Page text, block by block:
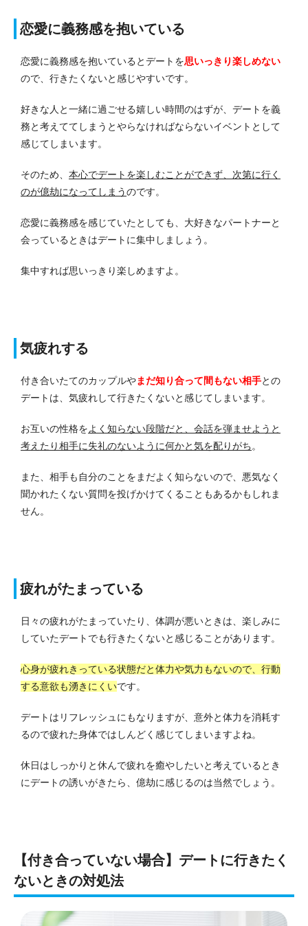
恋愛に義務感を抱いている
恋愛に義務感を抱いているとデートを思いっきり楽しめない
ので、行きたくないと感じやすいです。
好きな人と一緒に過ごせる嬉しい時間のはずが、デートを義
務と考えててしまうとやらなければならないイベントとして
感じてしまいます。
そのため、 本心でデートを楽しむことができず、次第に行く
のが億劫になってしまうのです。
恋愛に義務感を感じていたとしても、大好きなパートナーと
会っているときはデートに集中しましょう。
集中すれば思いっきり楽しめますよ。
気疲れする
付き合いたてのカップルやまだ知り合って間もない相手との
デートは、気疲れして行きたくないと感じてしまいます。
お互いの性格をよく知らない段階だと、会話を弾ませようと
考えたり相手に失礼のないように何かと気を配りがち。
また、相手も自分のことをまだよく知らないので、悪気なく
聞かれたくない質問を投げかけてくることもあるかもしれま
せん。
疲れがたまっている
日々の疲れがたまっていたり、体調が悪いときは、楽しみに
していたデートでも行きたくないと感じることがあります。
心身が疲れきっている状態だと体力や気力もないので、行動
する意欲も湧きにくいです。
デートはリフレッシュにもなりますが、意外と体力を消耗す
るので疲れた身体ではしんどく感じてしまいますよね。
休日はしっかりと休んで疲れを癒やしたいと考えているとき
にデートの誘いがきたら、億劫に感じるのは当然でしょう。
【付き合っていない場合】デートに行きたく
ないときの対処法